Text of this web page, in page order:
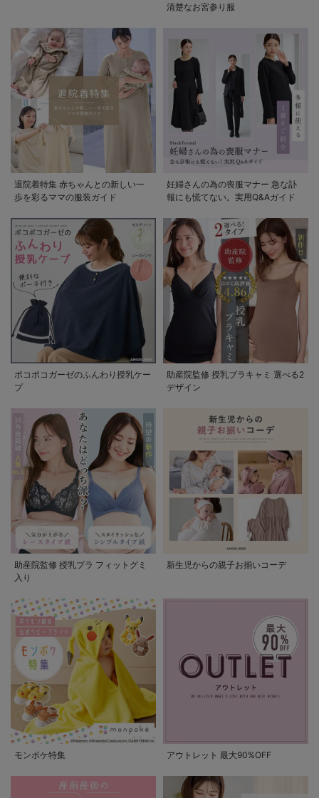
清楚なお宮参り服
退院着特集 赤ちゃんとの新しい一
歩を彩るママの服装ガイド
妊婦さんの為の喪服マナー 急な訃
報にも慌てない。実用Q&Aガイド
ポコポコガーゼのふんわり授乳ケー
プ
助産院監修 授乳ブラキャミ 選べる2
デザイン
助産院監修 授乳ブラ フィットグミ
入り
新生児からの親子お揃いコーデ
モンポケ特集 アウトレット 最大90%OFF